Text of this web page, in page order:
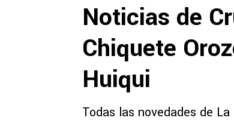
Noticias de
Chiquete
Huiqui
Todas las novedades de